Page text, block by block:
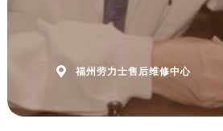
 福州劳力士售后维修中心